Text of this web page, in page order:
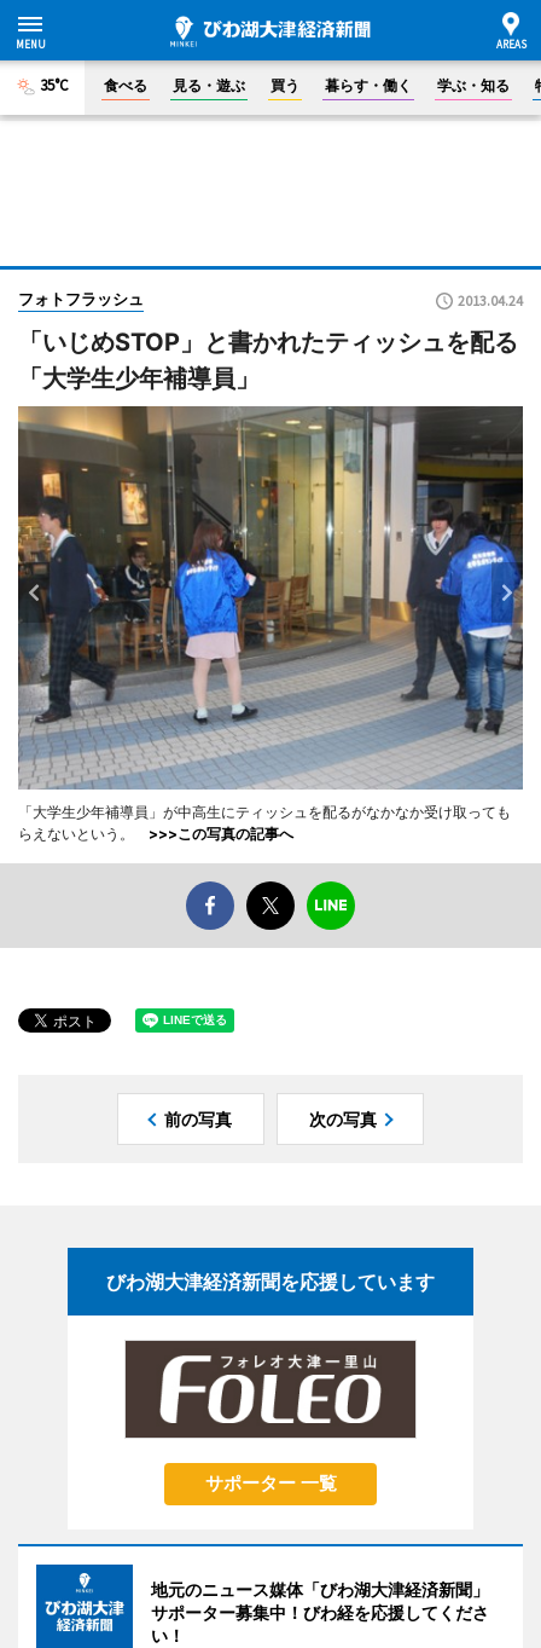
35°C 食べる 見る・遊ぶ 買う 暮らす・働く 学ぶ・知る
フォトフラッシュ 2013.04.24
「いじめSTOP」と書かれたティッシュを配る
「大学生少年補導員」
「大学生少年補導員」が中高生にティッシュを配るがなかなか受け取っても
らえないという。 >>>この写真の記事へ
前の写真 次の写真
びわ湖大津経済新聞を応援しています
サポーター 一覧
地元のニュース媒体「びわ湖大津経済新聞」
サポーター募集中！びわ経を応援してくださ
い！